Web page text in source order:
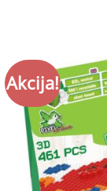
Akcija!